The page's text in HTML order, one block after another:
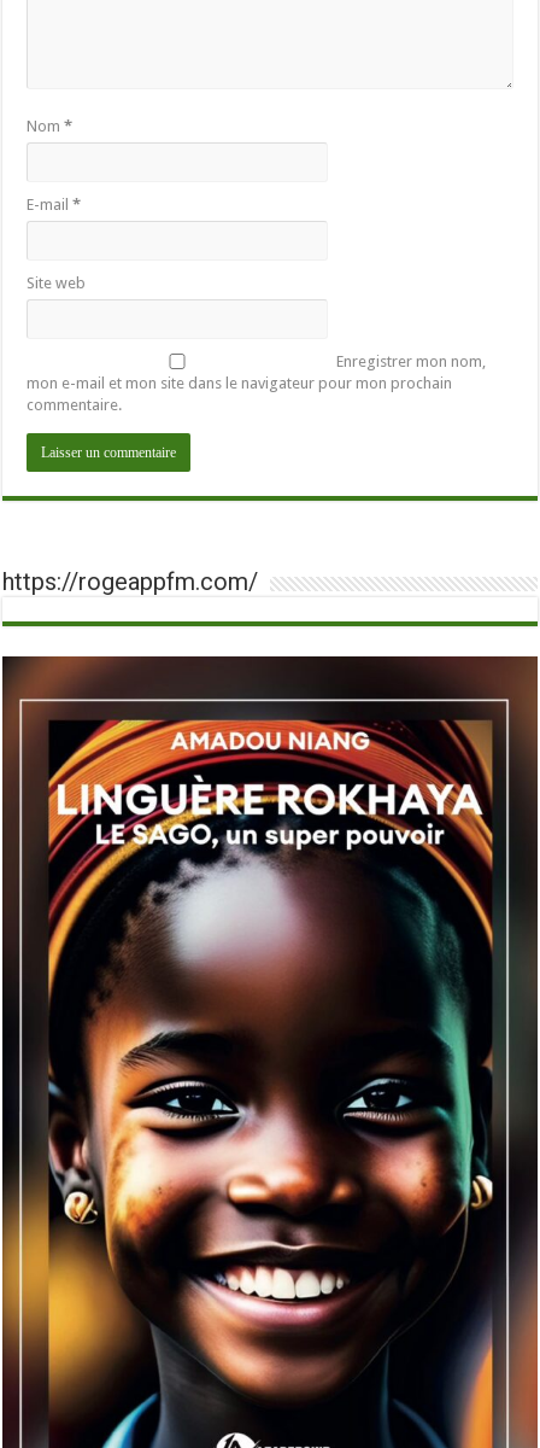
Nom*
E-mail*
Site web
Enregistrer mon nom,
mon e-mail et mon site dans le navigateur pour mon prochain
commentaire.
https://rogeappfm.com/